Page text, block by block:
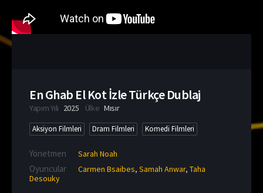
En Ghab El Kot İzle Türkçe Dublaj
Yapım Yılı 2025 Ülke Mısır
Aksiyon Filmleri Dram Filmleri Komedi Filmleri
Yönetmen Sarah Noah
Oyuncular Carmen Bsaibes, Samah Anwar, Taha
Desouky